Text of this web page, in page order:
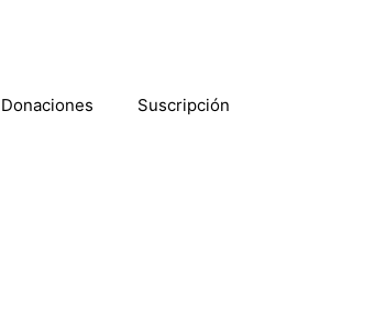
Donaciones Suscripción